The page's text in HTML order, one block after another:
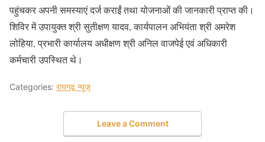
पहुंचकर अपनी समस्याएं दर्ज कराईं तथा योजनाओं की जानकारी प्राप्त की।
शिविर में उपायुक्त श्री सुतीक्षण यादव, कार्यपालन अभियंता श्री अमरेश
लोहिया, प्रभारी कार्यालय अधीक्षण श्री अनिल वाजपेई एवं अधिकारी
कर्मचारी उपस्थित थे।
Categories: रायगढ़ न्यूज़
Leave a Comment